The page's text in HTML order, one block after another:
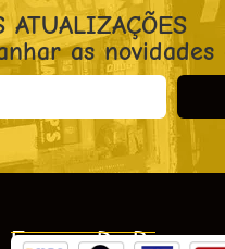
ATUALIZAÇÕES
as novidades
Formas De